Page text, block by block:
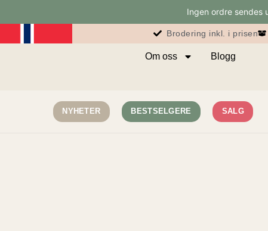
Ingen ordre sendes
Brodering inkl. i prisen
Om oss Blogg
NYHETER BESTSELGERE SALG